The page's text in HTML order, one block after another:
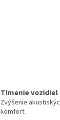
Tlmenie vozidiel
Zvýšenie
komfort.